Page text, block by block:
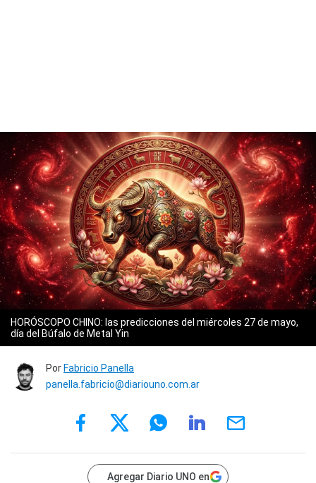
HORÓSCOPO CHINO: las predicciones del miércoles 27 de mayo,
día del Búfalo de Metal Yin
Por Fabricio Panella
panella.fabricio@diariouno.com.ar
Agregar Diario UNO en